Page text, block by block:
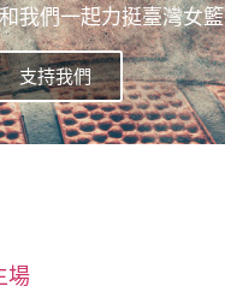
我們一起力挺臺灣女籃
支持我們
場